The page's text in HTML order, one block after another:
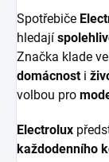
Spotřebiče
hledají
Značka klade
domácnosti
volbou pro
Electrolux
každodenního